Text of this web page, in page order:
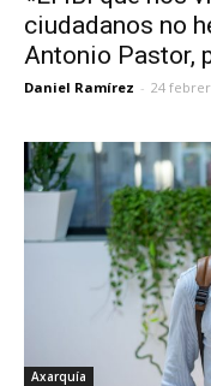
ciudadanos no
Antonio Pastor,
Daniel Ramírez - 24
Axarquía